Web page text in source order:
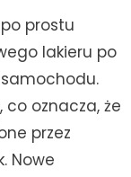
prostu
lakieru po
oznacza, że
przez
Nowe